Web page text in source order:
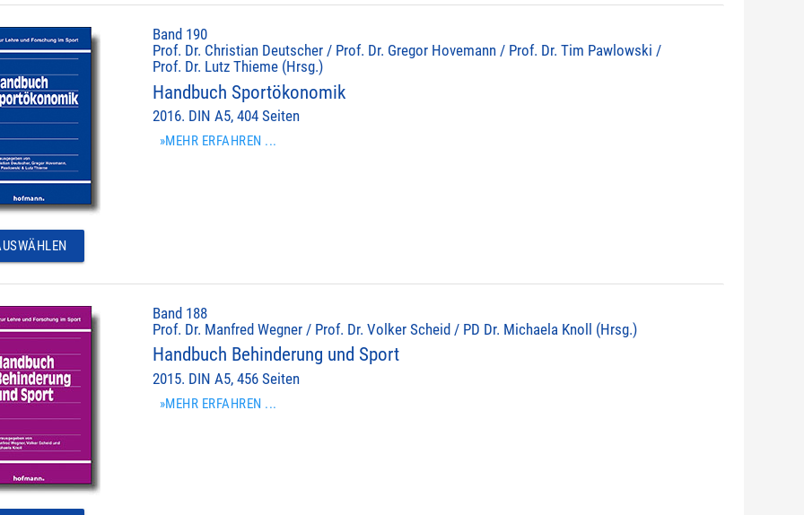
Band 190
Prof. Dr. Christian Deutscher / Prof. Dr. Gregor Hovemann / Prof. Dr. Tim Pawlowski /
Prof. Dr. Lutz Thieme (Hrsg.)
Handbuch Sportökonomik
2016. DIN A5, 404 Seiten
»MEHR ERFAHREN ...
Band 188
Prof. Dr. Manfred Wegner / Prof. Dr. Volker Scheid / PD Dr. Michaela Knoll (Hrsg.)
Handbuch Behinderung und Sport
2015. DIN A5, 456 Seiten
»MEHR ERFAHREN ...